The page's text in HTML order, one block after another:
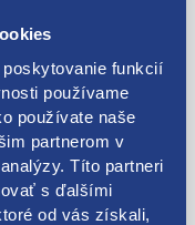
funkcií
používame
používate naše
partnerom v
Títo partneri
s ďalšími
od vás získali,
oleja
140029
dielu: použitý diel
VAG